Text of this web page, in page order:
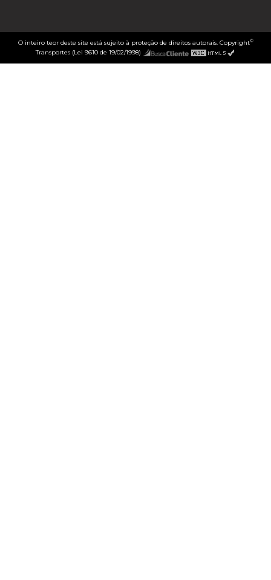
O inteiro teor deste site está sujeito à proteção de direitos autorais. Copyright©
Transportes (Lei 9610 de 19/02/1998)